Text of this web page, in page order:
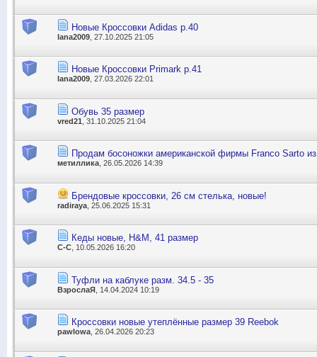
Новые Кроссовки Adidas р.40
lana2009 , 27.10.2025 21:05
Новые Кроссовки Primark р.41
lana2009 , 27.03.2026 22:01
Обувь 35 размер
vred21 , 31.10.2025 21:04
Продам босоножки американской фирмы Franco Sarto
метиллика , 26.05.2026 14:39
Брендовые кроссовки, 26 см стелька, новые!
radiraya , 25.06.2025 15:31
Кеды новые, Н&М, 41 размер
С-С , 10.05.2026 16:20
Туфли на каблуке разм. 34.5 - 35
ВзрослаЯ , 14.04.2024 10:19
Кроссовки новые утеплённые размер 39 Reebok
pawlowa , 26.04.2026 20:23